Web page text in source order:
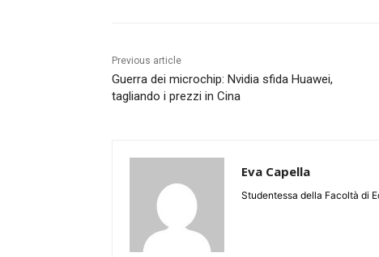
Previous article
Guerra dei microchip: Nvidia sfida Huawei,
tagliando i prezzi in Cina
Eva Capella
Studentessa della Facoltà di